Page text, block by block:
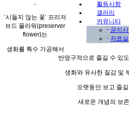
활동사항
갤러리
커뮤니티
- 공지
- 자료실
‘시들지 않는 꽃’ 프리저
브드 플라워(preserver
flower)는
생화를 특수 가공해서
반영구적으로 즐길 수 있
생화와 유사한 질감 및
오랫동안 보고 즐
새로운 개념의 보